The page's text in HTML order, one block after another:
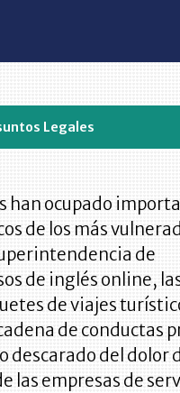
Legales
han ocupado
de los más
de
de inglés online,
de viajes
de conductas
del dolor
las empresas de